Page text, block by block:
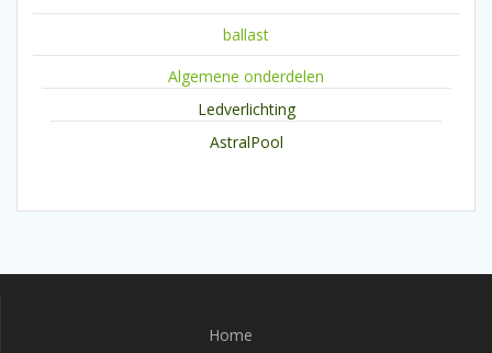
ballast
Algemene onderdelen
Ledverlichting
AstralPool
Home